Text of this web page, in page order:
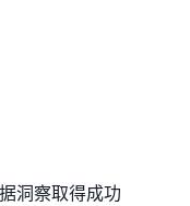
洞察取得成功